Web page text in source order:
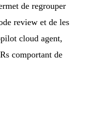
de regrouper
review et de les
cloud agent,
comportant de